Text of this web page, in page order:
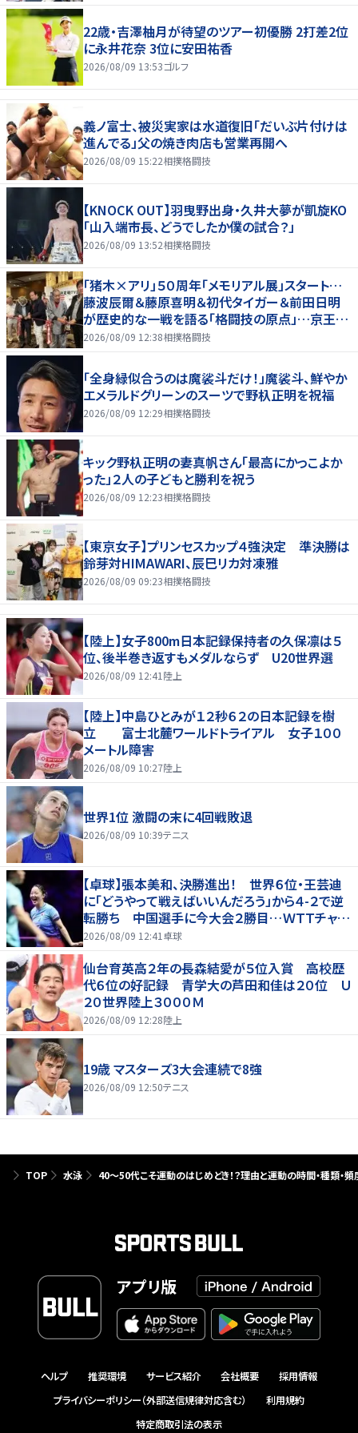
22歳・吉澤柚月が待望のツアー初優勝 2打差2位
に永井花奈 3位に安田祐香
2026/08/09 13:53ゴルフ
義ノ富士、被災実家は水道復旧「だいぶ片付けは
進んでる」父の焼き肉店も営業再開へ
2026/08/09 15:22相撲格闘技
【KNOCK OUT】羽曳野出身・久井大夢が凱旋KO
「山入端市長、どうでしたか僕の試合？」
2026/08/09 13:52相撲格闘技
「猪木×アリ」５０周年「メモリアル展」スタート…
藤波辰爾＆藤原喜明＆初代タイガー＆前田日明
が歴史的な一戦を語る「格闘技の原点」…京王プ
ラザホテルで３１日まで
2026/08/09 12:38相撲格闘技
「全身緑似合うのは魔裟斗だけ！」魔裟斗、鮮やか
エメラルドグリーンのスーツで野杁正明を祝福
2026/08/09 12:29相撲格闘技
キック野杁正明の妻真帆さん「最高にかっこよか
った」２人の子どもと勝利を祝う
2026/08/09 12:23相撲格闘技
【東京女子】プリンセスカップ４強決定 準決勝は
鈴芽対HIMAWARI、辰巳リカ対凍雅
2026/08/09 09:23相撲格闘技
【陸上】女子800m日本記録保持者の久保凛は５
位、後半巻き返すもメダルならず U20世界選
2026/08/09 12:41 陸上
【陸上】中島ひとみが１２秒６２の日本記録を樹
立 富士北麓ワールドトライアル 女子１００
メートル障害
2026/08/09 10:27陸上
世界1位 激闘の末に4回戦敗退
2026/08/09 10:39テニス
【卓球】張本美和、決勝進出！ 世界６位・王芸迪
に「どうやって戦えばいいんだろう」から４-２で逆
転勝ち 中国選手に今大会２勝目…ＷＴＴチャン
ピオンズ横浜
2026/08/09 12:41 卓球
仙台育英高２年の長森結愛が５位入賞 高校歴
代６位の好記録 青学大の芦田和佳は２０位 Ｕ
２０世界陸上３０００Ｍ
2026/08/09 12:28陸上
19歳 マスターズ3大会連続で8強
2026/08/09 12:50テニス
TOP 水泳 40～50代こそ運動のはじめどき！？理由と運動の時間・種類・
アプリ版
ヘルプ 推奨環境 サービス紹介 会社概要
採用情報
プライバシーポリシー（外部送信規律対応含む）
利用規約
特定商取引法の表示